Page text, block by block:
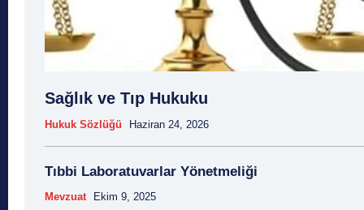
Sağlık ve Tıp Hukuku
Hukuk Sözlüğü Haziran 24, 2026
Tıbbi Laboratuvarlar Yönetmeliği
Mevzuat Ekim 9, 2025